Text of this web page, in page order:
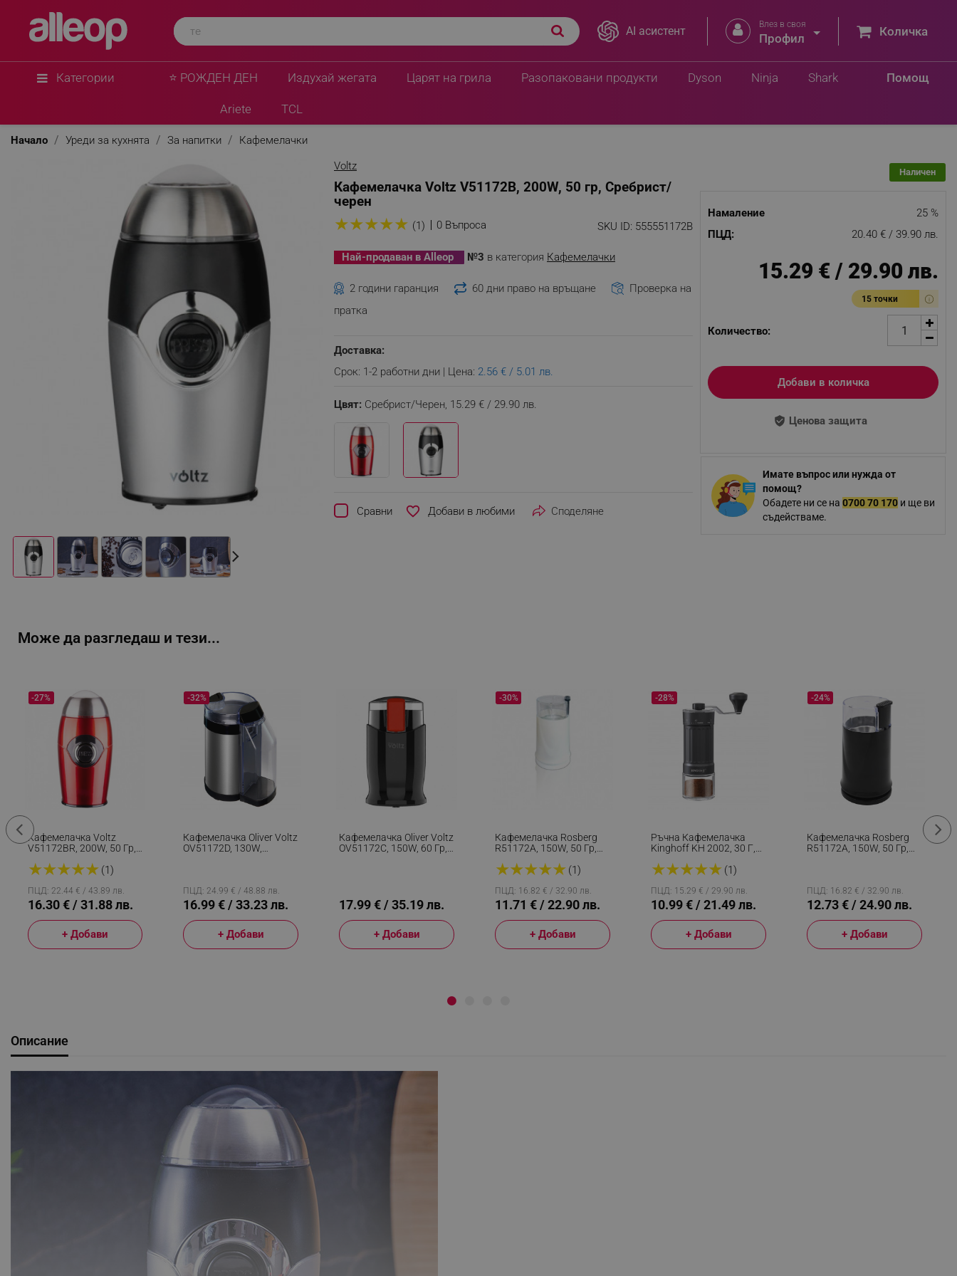
AI асистент  Влез в своя
Профил  Количка
Категории ⭐ РОЖДЕН ДЕН Издухай жегата Царят на грила Разопаковани продукти Помощ
Dyson Ninja Shark
Ariete TCL
Начало Уреди за кухнята За напитки
Кафемелачки
Voltz
Кафемелачка Voltz V51172B, 200W, 50 гр, Сребрист/
черен
SKU ID: 555551172B
★★★★★ (1) 0 Въпроса
Най-продаван в Alleop №3 в категория Кафемелачки
2 години гаранция 60 дни право на връщане
Проверка на
пратка
Доставка:
Срок: 1-2 работни дни | Цена: 2.56 € / 5.01 лв.
Цвят: Сребрист/Черен, 15.29 € / 29.90 лв.
Сравни favorite_border Споделяне
Наличен
Намаление
25 %
ПЦД:
20.40 € / 39.90 лв.
15.29 € / 29.90 лв.
15 точки
Количество:
Добави в количка
Ценова защита
Имате въпрос или нужда от
помощ?
Обадете ни се на 0700 70 170и ще ви
съдействаме.
Може да разгледаш и тези...
Кафемелачка Voltz
V51172BR, 200W, 50 Гр,
★★★★★ (1)
-27%
ПЦД: 22.44 € / 43.89 лв.
16.30 € / 31.88 лв.
+ Добави
Кафемелачка Oliver Voltz
OV51172D, 130W,
Черен/Сребрист
-32%
ПЦД: 24.99 € / 48.88 лв.
16.99 € / 33.23 лв.
+ Добави
Кафемелачка Oliver Voltz
OV51172C, 150W, 60 Гр,
17.99 € / 35.19 лв.
+ Добави
Кафемелачка Rosberg
R51172A, 150W, 50 Гр,
★★★★★(1)
-30%
ПЦД: 16.82 € / 32.90 лв.
11.71 € / 22.90 лв.
+ Добави
Ръчна Кафемелачка
Kinghoff KH 2002, 30 Г,
Безстепенно Регулиране
Смилане, Черен
★★★★★(1)
-28%
ПЦД: 15.29 € / 29.90 лв.
10.99 € / 21.49 лв.
+ Добави
Кафемелачка Rosberg
R51172A, 150W, 50 Гр,
-24%
ПЦД: 16.82 € / 32.90 лв.
12.73 € / 24.90 лв.
+ Добави
Описание
Voltz
Кафемелачка Voltz V51172B, 200W, 50 гр, Сребрист/черен
★★
ПЦД:20.40 € / 39.90 лв.
Добави в количка